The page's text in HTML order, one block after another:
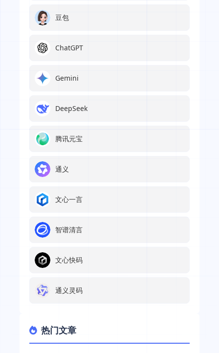
豆包
ChatGPT
Gemini
DeepSeek
腾讯元宝
通义
文心一言
智谱清言
文心快码
通义灵码
热门文章